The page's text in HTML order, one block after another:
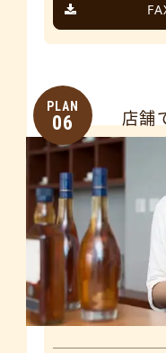
PLAN
06 店舗